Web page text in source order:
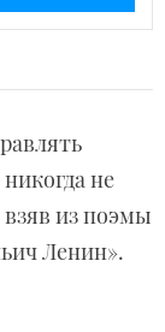
не
из поэмы
Ленин».